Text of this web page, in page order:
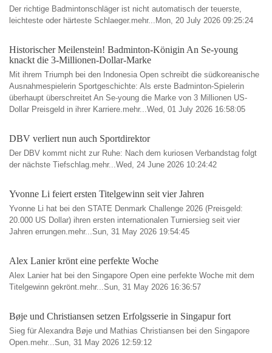
Der richtige Badmintonschläger ist nicht automatisch der teuerste,
leichteste oder härteste Schlaeger.mehr...Mon, 20 July 2026 09:25:24
Historischer Meilenstein! Badminton-Königin An Se-young
knackt die 3-Millionen-Dollar-Marke
Mit ihrem Triumph bei den Indonesia Open schreibt die südkoreanische
Ausnahmespielerin Sportgeschichte: Als erste Badminton-Spielerin
überhaupt überschreitet An Se-young die Marke von 3 Millionen US-
Dollar Preisgeld in ihrer Karriere.mehr...Wed, 01 July 2026 16:58:05
DBV verliert nun auch Sportdirektor
Der DBV kommt nicht zur Ruhe: Nach dem kuriosen Verbandstag folgt
der nächste Tiefschlag.mehr...Wed, 24 June 2026 10:24:42
Yvonne Li feiert ersten Titelgewinn seit vier Jahren
Yvonne Li hat bei den STATE Denmark Challenge 2026 (Preisgeld:
20.000 US Dollar) ihren ersten internationalen Turniersieg seit vier
Jahren errungen.mehr...Sun, 31 May 2026 19:54:45
Alex Lanier krönt eine perfekte Woche
Alex Lanier hat bei den Singapore Open eine perfekte Woche mit dem
Titelgewinn gekrönt.mehr...Sun, 31 May 2026 16:36:57
Bøje und Christiansen setzen Erfolgsserie in Singapur fort
Sieg für Alexandra Bøje und Mathias Christiansen bei den Singapore
Open.mehr...Sun, 31 May 2026 12:59:12